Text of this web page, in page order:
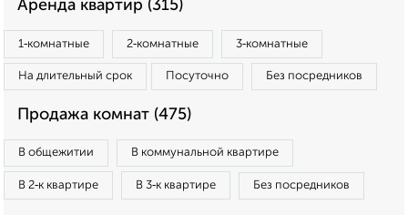
Аренда квартир (315)
1‑комнатные 2‑комнатные 3‑комнатные
На длительный срок Посуточно Без посредников
Продажа комнат (475)
В общежитии В коммунальной квартире
В 2‑к квартире В 3‑к квартире Без посредников